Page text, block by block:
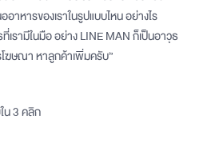
อาหารของเราในรูปแบบไหน อย่างไร
รามีในมือ อย่าง LINE MAN ก็เป็นอาวุธ
โฆษณา หาลูกค้าเพิ่มครับ”
น 3 คลิก